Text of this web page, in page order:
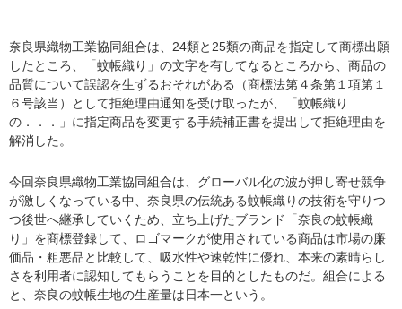
奈良県織物工業協同組合は、24類と25類の商品を指定して商標出願
したところ、「蚊帳織り」の文字を有してなるところから、商品の
品質について誤認を生ずるおそれがある（商標法第４条第１項第１
６号該当）として拒絶理由通知を受け取ったが、「蚊帳織り
の．．．」に指定商品を変更する手続補正書を提出して拒絶理由を
解消した。
今回奈良県織物工業協同組合は、グローバル化の波が押し寄せ競争
が激しくなっている中、奈良県の伝統ある蚊帳織りの技術を守りつ
つ後世へ継承していくため、立ち上げたブランド「奈良の蚊帳織
り」を商標登録して、ロゴマークが使用されている商品は市場の廉
価品・粗悪品と比較して、吸水性や速乾性に優れ、本来の素晴らし
さを利用者に認知してもらうことを目的としたものだ。組合による
と、奈良の蚊帳生地の生産量は日本一という。